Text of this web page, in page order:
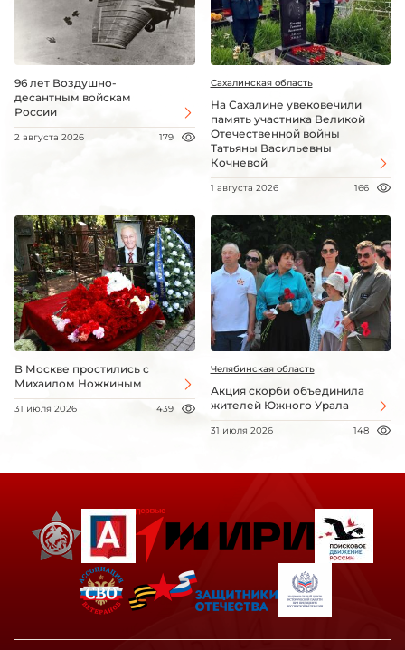
96 лет Воздушно-
десантным войскам
России
2 августа 2026 179
Сахалинская область
На Сахалине увековечили
память участника Великой
Отечественной войны
Татьяны Васильевны
Кочневой
1 августа 2026 166
В Москве простились с
Михаилом Ножкиным
31 июля 2026 439
Челябинская область
Акция скорби объединила
жителей Южного Урала
31 июля 2026 148